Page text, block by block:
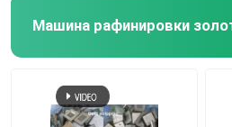
Машина рафинировки